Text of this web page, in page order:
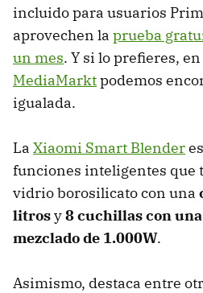
incluido para usuarios
aprovechen la prueba
un mes. Y si lo prefieres,
MediaMarktpodemos
igualada.
La Xiaomi Smart Blender
funciones inteligentes que
vidrio borosilicato con una
litrosy8 cuchillas con
mezclado de 1.000W.
Asimismo, destaca entre